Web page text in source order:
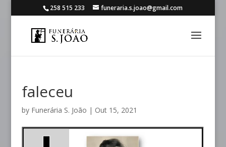
258 515 233 funeraria.s.joao@gmail.com
faleceu
by Funerária S. João | Out 15, 2021